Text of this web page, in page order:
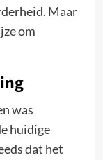
Maar
om
was
huidige
dat het